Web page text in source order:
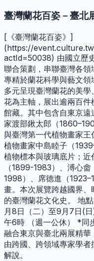
臺灣蘭花百姿－臺北
[《臺灣蘭花百姿》]
(https://
actId=50038) 由國立歷
聯合策劃，串聯臺灣各
專精於蘭花科學與藝文領
多元呈現臺灣蘭花的美
花為主軸，展出逾兩百
館藏。其中包含自東京
家渡部鍬太郎（
與臺灣第一代植物畫家
植物畫家中島睦子（
植物標本與玻璃底片；
（1899-1983）、溥心
1998）、席德進（
畫。本次展覽跨越國界
的臺灣蘭花文化史。 地
月8日（二）至9月7日(
午6時 （週一公休） *同
融合東京與臺北兩展精華
由跨國、跨領域專家學
解說。